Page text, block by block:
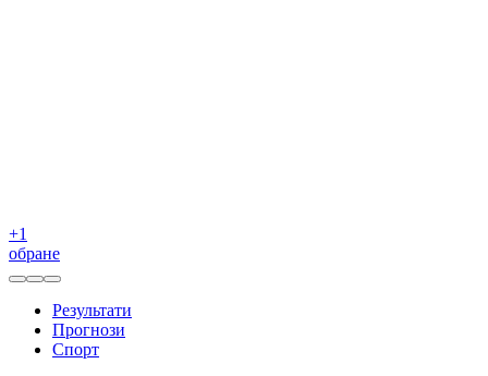
+1
обране
Результати
Прогнози
Спорт